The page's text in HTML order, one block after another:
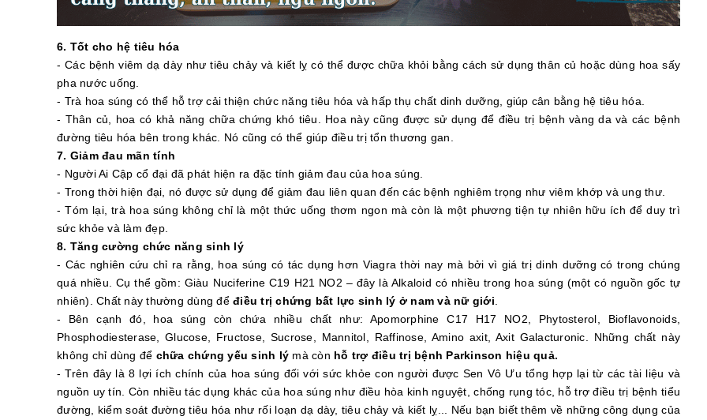
6. Tốt cho hệ tiêu hóa
- Các bệnh viêm dạ dày như tiêu chảy và kiết lỵ có thể được chữa khỏi bằng cách sử dụng thân củ hoặc dùng hoa sấy
pha nước uống.
- Trà hoa súng có thể hỗ trợ cải thiện chức năng tiêu hóa và hấp thụ chất dinh dưỡng, giúp cân bằng hệ tiêu hóa.
- Thân củ, hoa có khả năng chữa chứng khó tiêu. Hoa này cũng được sử dụng để điều trị bệnh vàng da và các bệnh
đường tiêu hóa bên trong khác. Nó cũng có thể giúp điều trị tổn thương gan.
7. Giảm đau mãn tính
- Người Ai Cập cổ đại đã phát hiện ra đặc tính giảm đau của hoa súng.
- Trong thời hiện đại, nó được sử dụng để giảm đau liên quan đến các bệnh nghiêm trọng như viêm khớp và ung thư.
- Tóm lại, trà hoa súng không chỉ là một thức uống thơm ngon mà còn là một phương tiện tự nhiên hữu ích để duy trì
sức khỏe và làm đẹp.
8. Tăng cường chức năng sinh lý
- Các nghiên cứu chỉ ra rằng, hoa súng có tác dụng hơn Viagra thời nay mà bởi vì giá trị dinh dưỡng có trong chúng
quá nhiều. Cụ thể gồm: Giàu Nuciferine C19 H21 NO2 – đây là Alkaloid có nhiều trong hoa súng (một có nguồn gốc tự
nhiên). Chất này thường dùng để điều trị chứng bất lực sinh lý ở nam và nữ giới
- Bên cạnh đó, hoa súng còn chứa nhiều chất như: Apomorphine C17 H17 NO2, Phytosterol, Bioflavonoids,
Phosphodiesterase, Glucose, Fructose, Sucrose, Mannitol, Raffinose, Amino axit, Axit Galacturonic. Những chất này
không chỉ dùng để chữa chứng yếu sinh lý mà còn hỗ trợ điều trị bệnh Parkinson hiệu quả.
- Trên đây là 8 lợi ích chính của hoa súng đối với sức khỏe con người được Sen Vô Ưu tổng hợp lại từ các tài liệu và
nguồn uy tín. Còn nhiều tác dụng khác của hoa súng như điều hòa kinh nguyệt, chống rụng tóc, hỗ trợ điều trị bệnh tiểu
đường, kiểm soát đường tiêu hóa như rối loạn dạ dày, tiêu chảy và kiết lỵ... Nếu bạn biết thêm về những công dụng của